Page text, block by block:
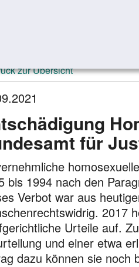
zur Übersicht
für
bis 1994 nach den
Verbot war aus
2017
Urteile auf.
und einer etwa
dazu können sie noch